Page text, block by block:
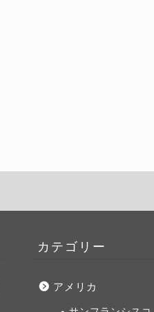
カテゴリー
アメリカ